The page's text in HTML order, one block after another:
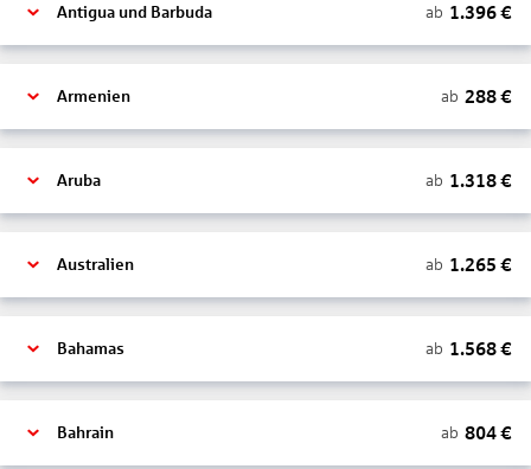
Antigua und Barbuda ab 1.396€
Armenien ab 288€
Aruba ab 1.318€
Australien ab 1.265 €
Bahamas ab 1.568€
Bahrain ab 804€